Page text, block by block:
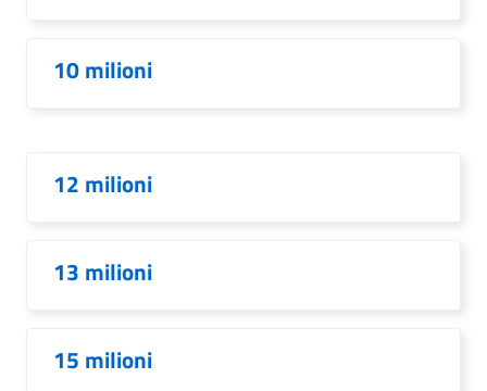
10 milioni
12 milioni
13 milioni
15 milioni